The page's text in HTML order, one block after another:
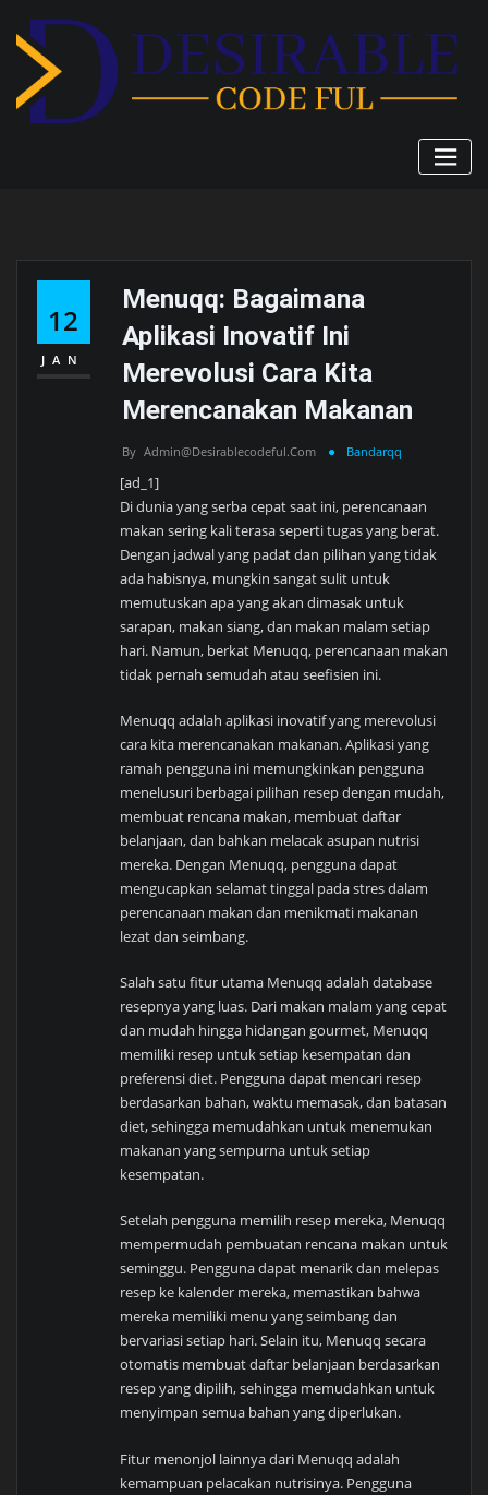
content
12
JAN
Menuqq: Bagaimana
Aplikasi Inovatif Ini
Merevolusi Cara Kita
Merencanakan Makanan
By Admin@desirablecodeful.com Bandarqq
[ad_1]
Di dunia yang serba cepat saat ini, perencanaan
makan sering kali terasa seperti tugas yang berat.
Dengan jadwal yang padat dan pilihan yang tidak
ada habisnya, mungkin sangat sulit untuk
memutuskan apa yang akan dimasak untuk
sarapan, makan siang, dan makan malam setiap
hari. Namun, berkat Menuqq, perencanaan makan
tidak pernah semudah atau seefisien ini.
Menuqq adalah aplikasi inovatif yang merevolusi
cara kita merencanakan makanan. Aplikasi yang
ramah pengguna ini memungkinkan pengguna
menelusuri berbagai pilihan resep dengan mudah,
membuat rencana makan, membuat daftar
belanjaan, dan bahkan melacak asupan nutrisi
mereka. Dengan Menuqq, pengguna dapat
mengucapkan selamat tinggal pada stres dalam
perencanaan makan dan menikmati makanan
lezat dan seimbang.
Salah satu fitur utama Menuqq adalah database
resepnya yang luas. Dari makan malam yang cepat
dan mudah hingga hidangan gourmet, Menuqq
memiliki resep untuk setiap kesempatan dan
preferensi diet. Pengguna dapat mencari resep
berdasarkan bahan, waktu memasak, dan batasan
diet, sehingga memudahkan untuk menemukan
makanan yang sempurna untuk setiap
kesempatan.
Setelah pengguna memilih resep mereka, Menuqq
mempermudah pembuatan rencana makan untuk
seminggu. Pengguna dapat menarik dan melepas
resep ke kalender mereka, memastikan bahwa
mereka memiliki menu yang seimbang dan
bervariasi setiap hari. Selain itu, Menuqq secara
otomatis membuat daftar belanjaan berdasarkan
resep yang dipilih, sehingga memudahkan untuk
menyimpan semua bahan yang diperlukan.
Fitur menonjol lainnya dari Menuqq adalah
kemampuan pelacakan nutrisinya. Pengguna